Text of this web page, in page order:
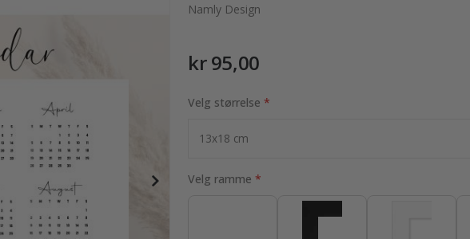
169,00 Kr
Namly Design
kr 95,00
Velg størrelse
Velg ramme